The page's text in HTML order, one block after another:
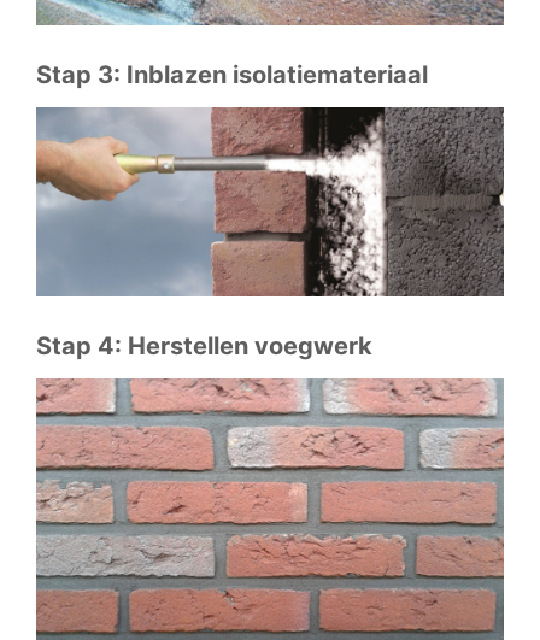
Stap 3: Inblazen isolatiemateriaal
Stap 4: Herstellen voegwerk